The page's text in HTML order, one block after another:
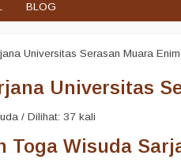
BLOG
Universitas Serasan Muara Enim
Universitas
/ Dilihat: 37 kali
Toga Wisuda